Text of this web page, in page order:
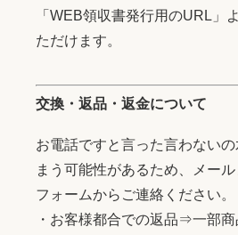
「WEB領収書発行用のURL」
ただけます。
交換・返品・返金について
お電話ですと言った言わない
まう可能性があるため、メー
フォームからご連絡ください。
・お客様都合での返品⇒一部